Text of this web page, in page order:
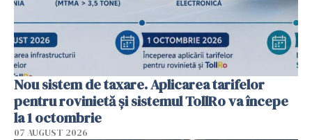
Nou sistem de taxare. Aplicarea tarifelor
pentru rovinietă şi sistemul TollRo va începe
la 1 octombrie
07 AUGUST 2026